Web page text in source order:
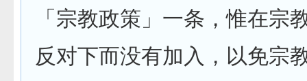
「宗教政策」一条，惟在宗
反对下而没有加入，以免宗